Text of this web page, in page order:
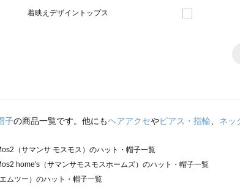
子の商品一覧です。他にもヘアアクセやピアス・指輪、 ネッ
（サマンサ モスモス）のハット・帽子一覧
home's（サマンサモスモスホームズ）のハット・帽子一覧
ムツー）のハット・帽子一覧